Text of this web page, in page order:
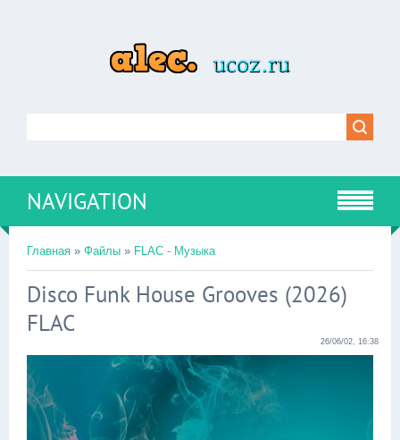
NAVIGATION
Главная » Файлы » FLAC - Музыка
Disco Funk House Grooves (2026)
FLAC
26/06/02, 16:38